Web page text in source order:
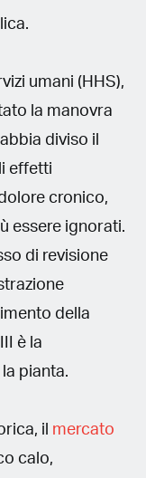
umani (HHS),
la manovra
diviso il
effetti
cronico,
essere ignorati.
di revisione
della
è la
pianta.
il mercato
calo,